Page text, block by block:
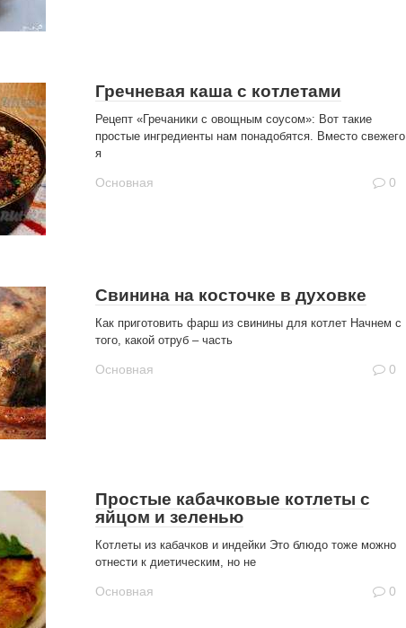
Гречневая каша с котлетами
Рецепт «Гречаники с овощным соусом»: Вот такие
простые ингредиенты нам понадобятся. Вместо свежего
я
Основная 0
Свинина на косточке в духовке
Как приготовить фарш из свинины для котлет Начнем с
того, какой отруб – часть
Основная 0
Простые кабачковые котлеты с
яйцом и зеленью
Котлеты из кабачков и индейки Это блюдо тоже можно
отнести к диетическим, но не
Основная 0